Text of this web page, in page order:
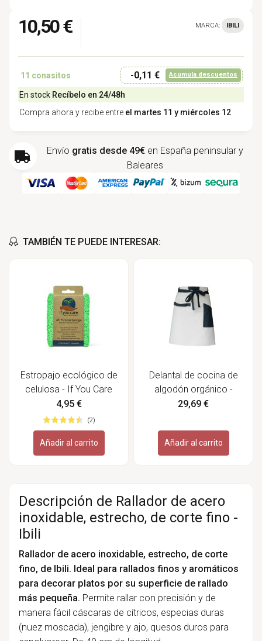
10,50 € MARCA: IBILI
11 conasitos -0,11 € Acumula descuentos
En stock Recíbelo en 24/48h
Compra ahora y recibe entre el martes 11 y miércoles 12
Envío gratis desde 49€ en España peninsular y
Baleares
TAMBIÉN TE PUEDE INTERESAR:
Estropajo ecológico de
celulosa - If You Care
4,95 €
(2)
Añadir al carrito
Delantal de cocina de
algodón orgánico -
Pebbly
29,69 €
Añadir al carrito
Descripción de Rallador de acero
inoxidable, estrecho, de corte fino -
Ibili
Rallador de acero inoxidable, estrecho, de corte
fino, de Ibili. Ideal para rallados finos y aromáticos
para decorar platos por su superficie de rallado
más pequeña. Permite rallar con precisión y de
manera fácil cáscaras de cítricos, especias duras
(nuez moscada), jengibre y ajo, quesos duros para